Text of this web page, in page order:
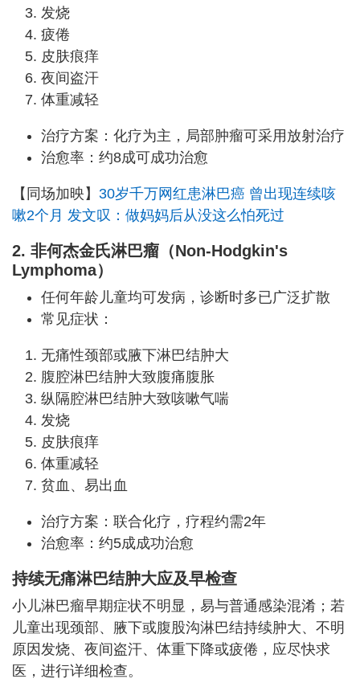
发烧
疲倦
皮肤痕痒
夜间盗汗
体重减轻
治疗方案：化疗为主，局部肿瘤可采用放射治疗
治愈率：约8成可成功治愈
【同场加映】 30岁千万网红患淋巴癌 曾出现连续咳
嗽2个月 发文叹：做妈妈后从没这么怕死过
2. 非何杰金氏淋巴瘤（Non-Hodgkin's
Lymphoma）
任何年龄儿童均可发病，诊断时多已广泛扩散
常见症状：
无痛性颈部或腋下淋巴结肿大
腹腔淋巴结肿大致腹痛腹胀
纵隔腔淋巴结肿大致咳嗽气喘
发烧
皮肤痕痒
体重减轻
贫血、易出血
治疗方案：联合化疗，疗程约需2年
治愈率：约5成成功治愈
持续无痛淋巴结肿大应及早检查
小儿淋巴瘤早期症状不明显，易与普通感染混淆；若
儿童出现颈部、腋下或腹股沟淋巴结持续肿大、不明
原因发烧、夜间盗汗、体重下降或疲倦，应尽快求
医，进行详细检查。